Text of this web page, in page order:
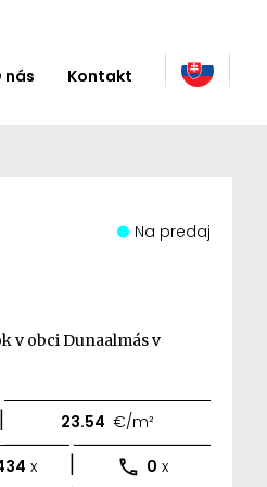
nás Kontakt
Na predaj
v obci Dunaalmás v
| 23.54 €/m²
x | 0 x